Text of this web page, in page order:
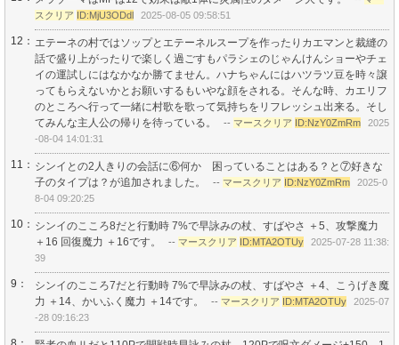
スクリア
ID:MjU3ODdl 2025-08-05 09:58:51
12： エテーネの村ではソップとエテーネルスープを作ったりカエマンと裁縫の
話で盛り上がったりで楽しく過ごすもパラシェのじゃんけんショーやチェ
イの運試しにはなかなか勝てません。ハナちゃんにはハツラツ豆を時々譲
ってもらえないかとお願いするもいやな顔をされる。そんな時、カエリフ
のところへ行って一緒に村歌を歌って気持ちをリフレッシュ出来る。そし
てみんな主人公の帰りを待っている。
-- マースクリア ID:NzY0ZmRm
2025
-08-04 14:01:31
11： シンイとの2人きりの会話に⑥何か 困っていることはある？と⑦好きな
子のタイプは？が追加されました。
-- マースクリア ID:NzY0ZmRm
2025-0
8-04 09:20:25
10： シンイのこころ8だと行動時 7%で早詠みの杖、すばやさ ＋5、攻撃魔力
＋16 回復魔力 ＋16です。
-- マースクリア ID:MTA2OTUy
2025-07-28 11:38:
39
9：
シンイのこころ7だと行動時 7%で早詠みの杖、すばやさ ＋4、こうげき魔
力 ＋14、かいふく魔力 ＋14です。
-- マースクリア ID:MTA2OTUy
2025-07
-28 09:16:23